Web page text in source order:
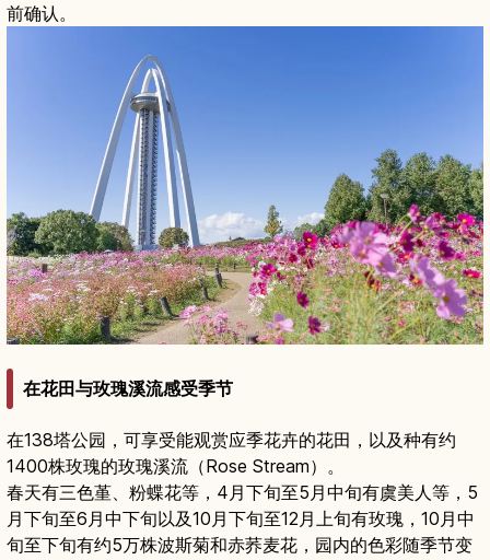
前确认。
在花田与玫瑰溪流感受季节
在138塔公园，可享受能观赏应季花卉的花田，以及种有约
1400株玫瑰的玫瑰溪流（Rose Stream）。
春天有三色堇、粉蝶花等，4月下旬至5月中旬有虞美人等，5
月下旬至6月中下旬以及10月下旬至12月上旬有玫瑰，10月中
旬至下旬有约5万株波斯菊和赤荞麦花，园内的色彩随季节变